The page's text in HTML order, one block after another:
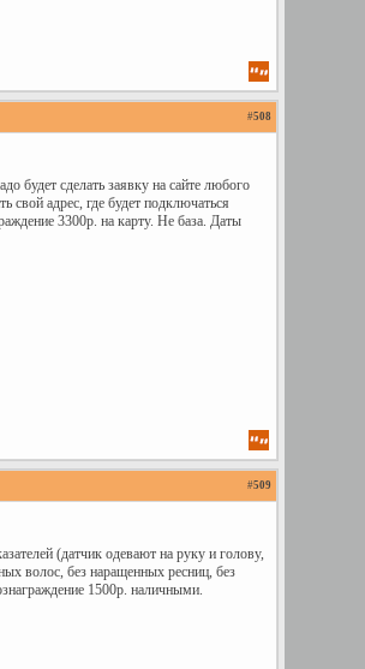
#508
будет сделать заявку на сайте любого
свой адрес, где будет подключаться
3300р. на карту. Не база. Даты
#509
(датчик одевают на руку и голову,
волос, без наращенных ресниц, без
1500р. наличными.